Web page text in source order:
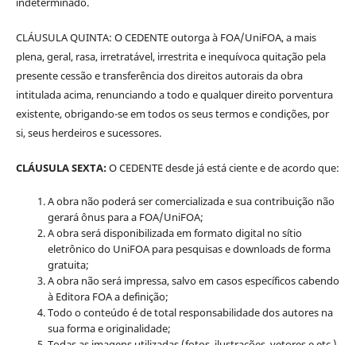
CLÁUSULA QUINTA: O CEDENTE outorga à FOA/UniFOA, a mais
plena, geral, rasa, irretratável, irrestrita e inequívoca quitação pela
presente cessão e transferência dos direitos autorais da obra
intitulada acima, renunciando a todo e qualquer direito porventura
existente, obrigando-se em todos os seus termos e condições, por
si, seus herdeiros e sucessores.
CLÁUSULA SEXTA:O CEDENTE desde já está ciente e de acordo que:
A obra não poderá ser comercializada e sua contribuição não
gerará ônus para a FOA/UniFOA;
A obra será disponibilizada em formato digital no sítio
eletrônico do UniFOA para pesquisas e downloads de forma
gratuita;
A obra não será impressa, salvo em casos específicos cabendo
à Editora FOA a definição;
Todo o conteúdo é de total responsabilidade dos autores na
sua forma e originalidade;